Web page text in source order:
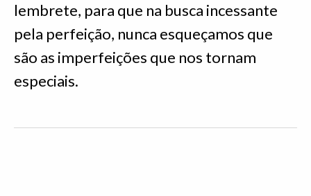
lembrete, para que na busca incessante
pela perfeição, nunca esqueçamos que
são as imperfeições que nos tornam
especiais.